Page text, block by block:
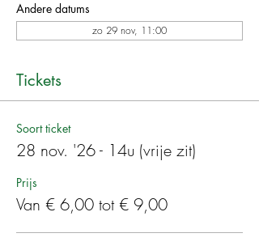
Andere datums
zo 29 nov, 11:00
Tickets
Soort ticket
28 nov. '26 - 14u (vrije zit)
Prijs
Van € 6,00 tot € 9,00